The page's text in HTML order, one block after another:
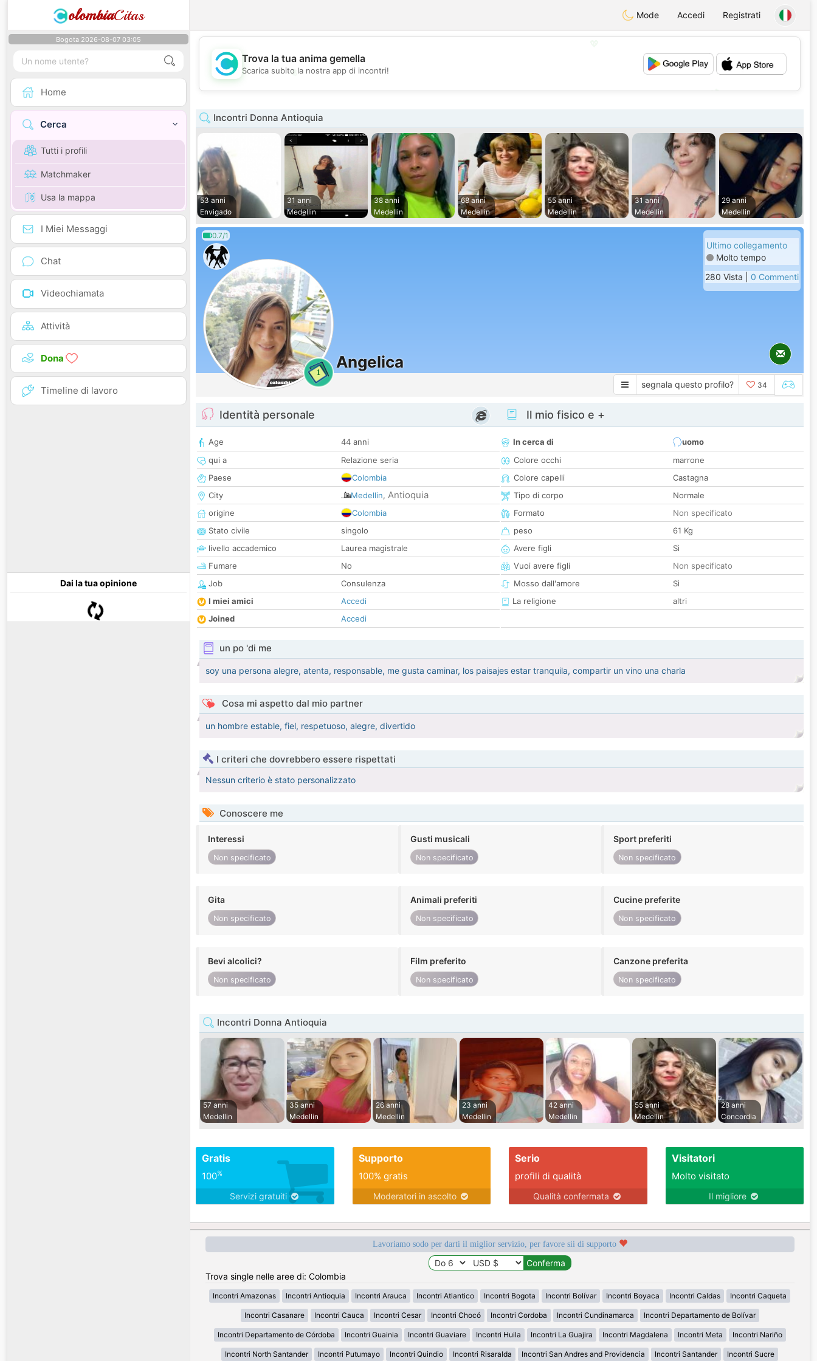
olombiaCitas Mode Accedi Registrati
Bogota 2026-08-07 03:05
Home
Cerca
Tutti i profili
Matchmaker
Usa la mappa
I Miei Messaggi
Chat
Videochiamata
Attività
Dona
Timeline di lavoro
Dai la tua opinione
💖
💕
Trova la tua anima gemella
Scarica subito la nostra app di incontri!
Incontri Donna Antioquia
53 anni
Envigado
31 anni
Medellin
38 anni
Medellin
68 anni
Medellin
55 anni
Medellin
31 anni
Medellin
29 anni
Medellin
0.7/1
1
Angelica
Ultimo collegamento
Molto tempo
280 Vista | 0 Commenti
segnala questo profilo? 34
Identità personale
Age
44 anni
qui a
Relazione seria
Paese
Colombia
City
Medellin, Antioquia
origine
Colombia
Stato civile
singolo
livello accademico
Laurea magistrale
Fumare
No
Job
Consulenza
I miei amici
Accedi
Joined
Accedi
Il mio fisico e +
In cerca di
uomo
Colore occhi
marrone
Colore capelli
Castagna
Tipo di corpo
Normale
Formato
Non specificato
peso
61 Kg
Avere figli
Sì
Vuoi avere figli
Non specificato
Mosso dall'amore
Sì
La religione
altri
un po 'di me
soy una persona alegre, atenta, responsable, me gusta caminar, los paisajes estar tranquila, compartir un vino una charla
Cosa mi aspetto dal mio partner
un hombre estable, fiel, respetuoso, alegre, divertido
I criteri che dovrebbero essere rispettati
Nessun criterio è stato personalizzato
Conoscere me
Interessi
Non specificato
Gusti musicali
Non specificato
Sport preferiti
Non specificato
Gita
Non specificato
Animali preferiti
Non specificato
Cucine preferite
Non specificato
Bevi alcolici?
Non specificato
Film preferito
Non specificato
Canzone preferita
Non specificato
Incontri Donna Antioquia
57 anni
Medellin
35 anni
Medellin
26 anni
Medellin
23 anni
Medellin
42 anni
Medellin
55 anni
Medellin
28 anni
Concordia
Gratis
100%
Servizi gratuiti
Supporto
100% gratis
Moderatori in ascolto
Serio
profili di qualità
Qualità confermata
Visitatori
Molto visitato
Il migliore
Lavoriamo sodo per darti il miglior servizio, per favore sii di supporto
Trova single nelle aree di: Colombia
Incontri Amazonas Incontri Antioquia Incontri Arauca Incontri Atlantico Incontri Bogota Incontri Bolívar Incontri Boyaca Incontri Caldas Incontri Caqueta
Incontri Casanare Incontri Cauca Incontri Cesar Incontri Chocó Incontri Cordoba Incontri Cundinamarca Incontri Departamento de Bolívar
Incontri Departamento de Córdoba Incontri Guainia Incontri Guaviare Incontri Huila Incontri La Guajira Incontri Magdalena Incontri Meta Incontri Nariño
Incontri North Santander Incontri Putumayo Incontri Quindio Incontri Risaralda Incontri San Andres and Providencia Incontri Santander Incontri Sucre